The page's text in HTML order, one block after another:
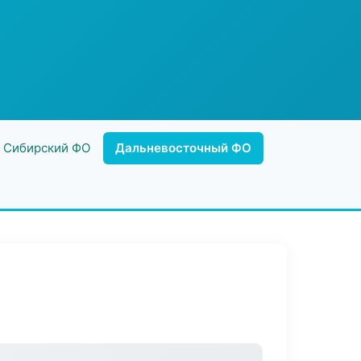
Сибирский ФО Дальневосточный ФО